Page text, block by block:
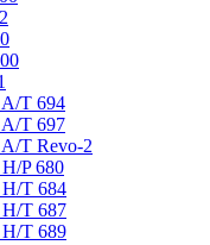
T 694
T 697
T Revo-2
P 680
T 684
T 687
T 689